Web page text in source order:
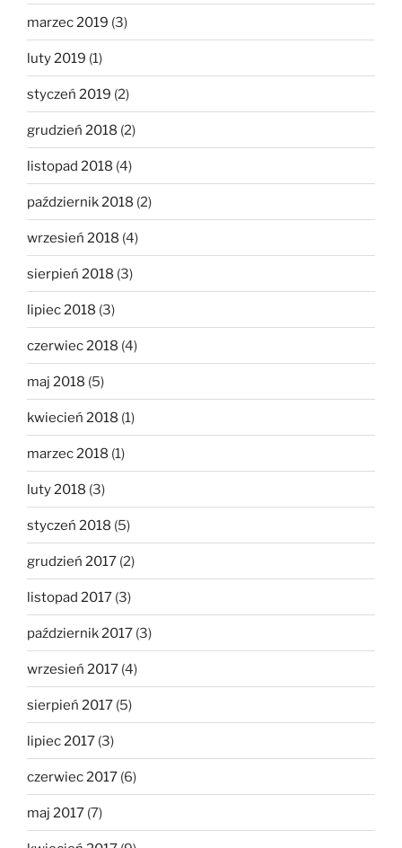
marzec 2019 (3)
luty 2019 (1)
styczeń 2019 (2)
grudzień 2018 (2)
listopad 2018 (4)
październik 2018 (2)
wrzesień 2018 (4)
sierpień 2018 (3)
lipiec 2018 (3)
czerwiec 2018 (4)
maj 2018 (5)
kwiecień 2018 (1)
marzec 2018 (1)
luty 2018 (3)
styczeń 2018 (5)
grudzień 2017 (2)
listopad 2017 (3)
październik 2017 (3)
wrzesień 2017 (4)
sierpień 2017 (5)
lipiec 2017 (3)
czerwiec 2017 (6)
maj 2017 (7)